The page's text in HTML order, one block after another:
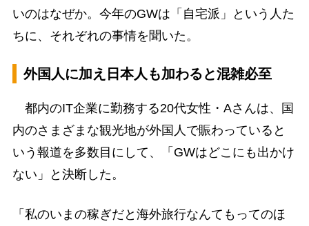
いのはなぜか。今年のGWは「自宅派」という人た
ちに、それぞれの事情を聞いた。
外国人に加え日本人も加わると混雑必至
都内のIT企業に勤務する20代女性・Aさんは、国
内のさまざまな観光地が外国人で賑わっていると
いう報道を多数目にして、「GWはどこにも出かけ
ない」と決断した。
「私のいまの稼ぎだと海外旅行なんてもってのほ